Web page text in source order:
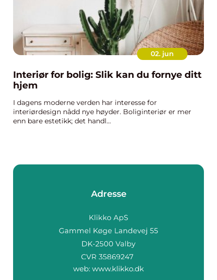
02. jun
Interiør for bolig: Slik kan du fornye ditt
hjem
I dagens moderne verden har interesse for
interiørdesign nådd nye høyder. Boliginteriør er mer
enn bare estetikk; det handl...
Adresse
web: www.klikko.dk